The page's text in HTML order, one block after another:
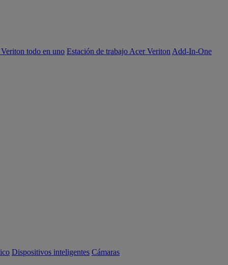
todo en uno Estación de trabajo Acer Veriton Add-In-One
Dispositivos inteligentes Cámaras